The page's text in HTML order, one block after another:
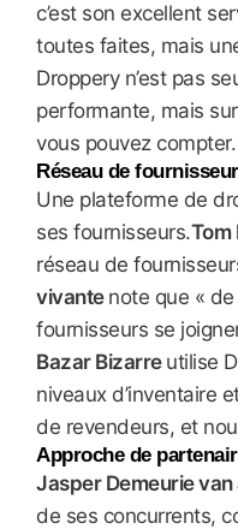
c’est son excellent
toutes faites, mais
Droppery n’est pas
performante, mais
vous pouvez
Réseau de
Une plateforme de
ses fournisseurs.Tom
réseau de
vivante note que « de
fournisseurs se
Bazar Bizarre utilise
niveaux d’inventaire
de revendeurs, et
Approche de
Jasper Demeurie
de ses concurrents,